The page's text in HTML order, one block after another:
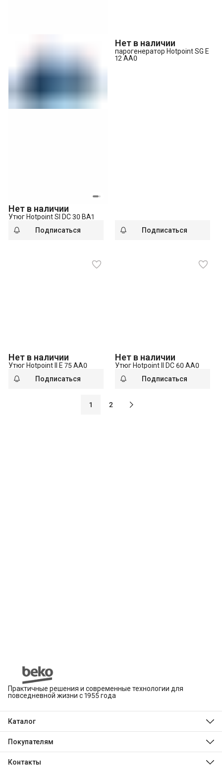
Нет в наличии
Утюг Hotpoint SI DC 30 BA1
Подписаться
Нет в наличии
парогенератор Hotpoint SG E
12 AA0
Подписаться
Нет в наличии
Утюг Hotpoint II E 75 AA0
Подписаться
Нет в наличии
Утюг Hotpoint II DC 60 AA0
Подписаться
1 2
Практичные решения и современные технологии для
повседневной жизни с 1955 года
Каталог
Hotpoint
Стиральные и сушильные машины
Покупателям
Оплата
Контакты